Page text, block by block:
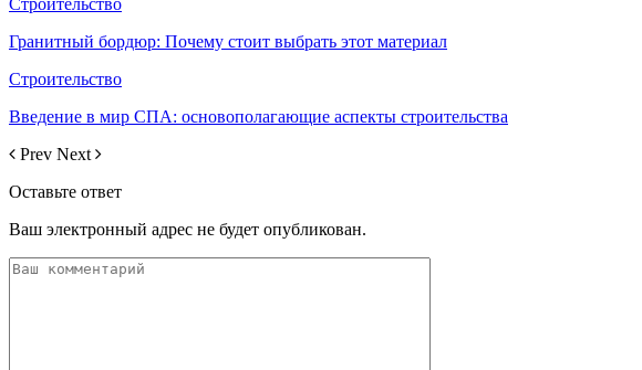
Строительство
Гранитный бордюр: Почему стоит выбрать этот материал
Строительство
Введение в мир СПА: основополагающие аспекты строительства
Prev Next
Оставьте ответ
Ваш электронный адрес не будет опубликован.